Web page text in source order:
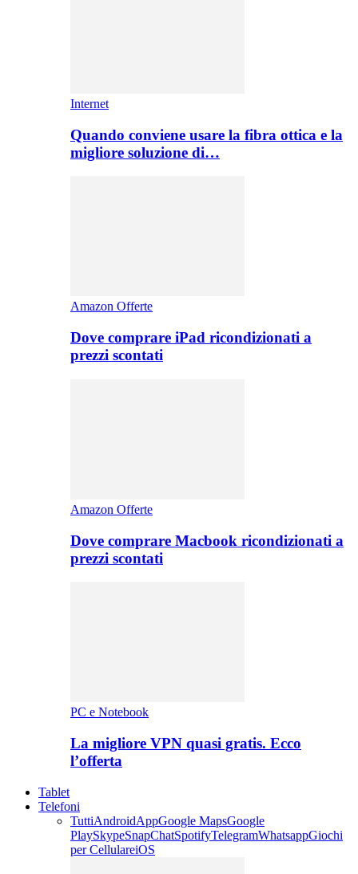
Internet
Quando conviene usare la fibra ottica e la
migliore soluzione di…
Amazon Offerte
Dove comprare iPad ricondizionati a
prezzi scontati
Amazon Offerte
Dove comprare Macbook ricondizionati a
prezzi scontati
PC e Notebook
La migliore VPN quasi gratis. Ecco
l’offerta
Tablet
Telefoni
TuttiAndroidAppGoogle MapsGoogle
PlaySkypeSnapChatSpotifyTelegramWhatsappGiochi
per CellulareiOS